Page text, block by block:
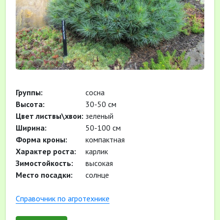
Группы:
сосна
Высота:
30-50 см
Цвет листвы\хвои: зеленый
Ширина:
50-100 см
Форма кроны:
компактная
Характер роста:
карлик
Зимостойкость:
высокая
Место посадки:
солнце
Cправочник по агротехнике